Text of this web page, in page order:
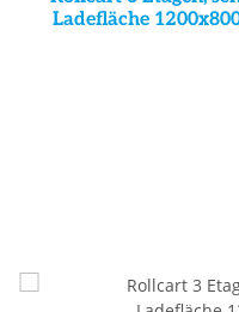
Ladefläche